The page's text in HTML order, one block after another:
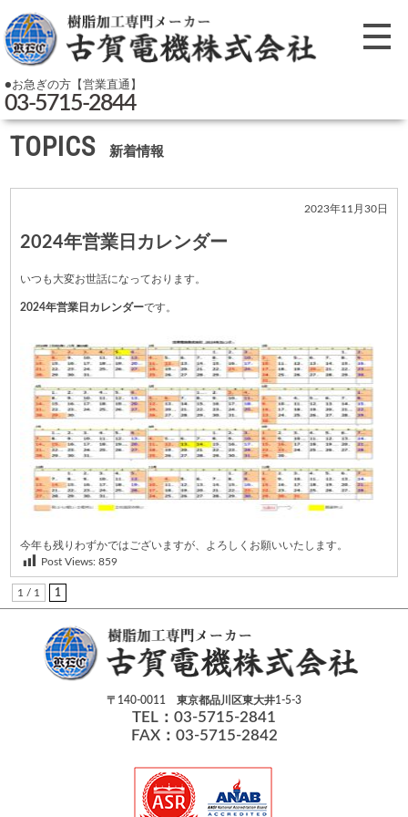
●お急ぎの方【営業直通】
03-5715-2844
TOPICS 新着情報
2023年11月30日
2024年営業日カレンダー
いつも大変お世話になっております。
2024年営業日カレンダーです。
今年も残りわずかではございますが、よろしくお願いいたします。
Post Views: 859
1 / 1 1
〒140-0011 東京都品川区東大井1-5-3
TEL：03-5715-2841
FAX：03-5715-2842